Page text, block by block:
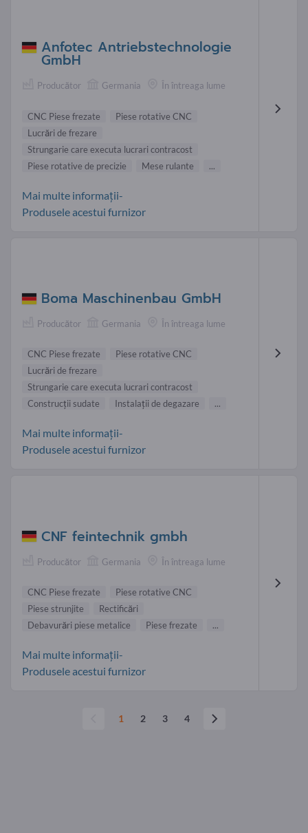
Anfotec Antriebstechnologie
GmbH
Producător Germania În întreaga lume
CNC Piese frezate
Piese rotative CNC
Lucrări de frezare
Strungarie care executa lucrari contracost
Piese rotative de precizie
Mese rulante ...
Mai multe informații-
Produsele acestui furnizor
Boma Maschinenbau GmbH
Producător Germania În întreaga lume
CNC Piese frezate
Piese rotative CNC
Lucrări de frezare
Strungarie care executa lucrari contracost
Construcţii sudate
Instalaţii de degazare ...
Mai multe informații-
Produsele acestui furnizor
CNF feintechnik gmbh
Producător Germania În întreaga lume
CNC Piese frezate
Piese rotative CNC
Piese strunjite
Rectificări
Debavurări piese metalice
Piese frezate ...
Mai multe informații-
Produsele acestui furnizor
1 2 3 4